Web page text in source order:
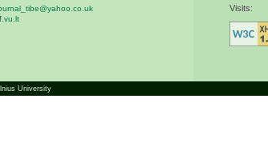
Visits:
University